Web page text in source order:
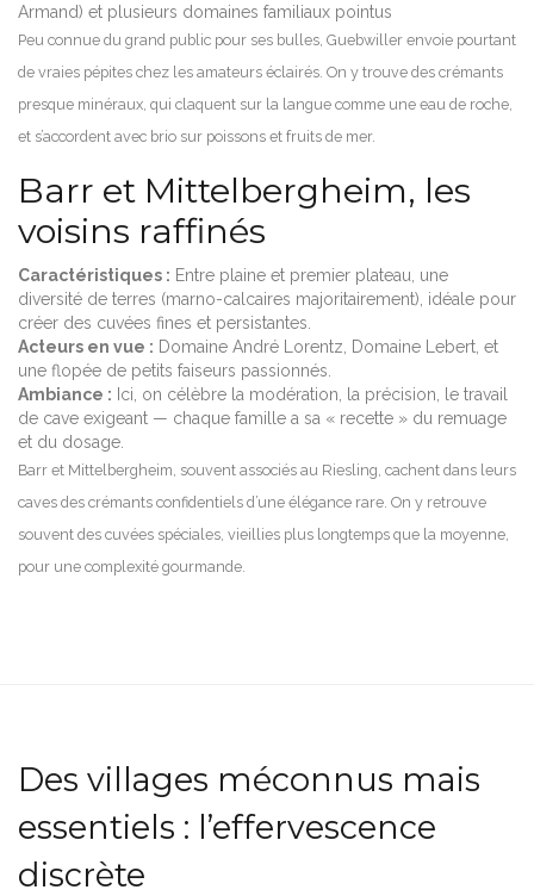
Armand) et plusieurs domaines familiaux pointus
Peu connue du grand public pour ses bulles, Guebwiller envoie pourtant
de vraies pépites chez les amateurs éclairés. On y trouve des crémants
presque minéraux, qui claquent sur la langue comme une eau de roche,
et s’accordent avec brio sur poissons et fruits de mer.
Barr et Mittelbergheim, les
voisins raffinés
Caractéristiques : Entre plaine et premier plateau, une
diversité de terres (marno-calcaires majoritairement), idéale pour
créer des cuvées fines et persistantes.
Acteurs en vue : Domaine André Lorentz, Domaine Lebert, et
une flopée de petits faiseurs passionnés.
Ambiance : Ici, on célèbre la modération, la précision, le travail
de cave exigeant — chaque famille a sa « recette » du remuage
et du dosage.
Barr et Mittelbergheim, souvent associés au Riesling, cachent dans leurs
caves des crémants confidentiels d’une élégance rare. On y retrouve
souvent des cuvées spéciales, vieillies plus longtemps que la moyenne,
pour une complexité gourmande.
Des villages méconnus mais
essentiels : l’effervescence
discrète